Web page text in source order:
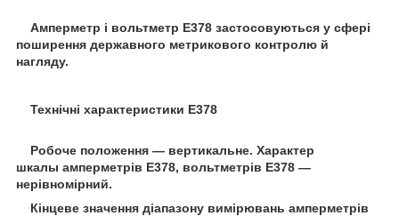
Амперметр і вольтметр Е378 застосовуються у сфері
поширення державного метрикового контролю й
нагляду.
Технічні характеристики Е378
Робоче положення — вертикальне. Характер
шкалы амперметрів Е378, вольтметрів Е378 —
нерівномірний.
Кінцеве значення діапазону вимірювань амперметрів